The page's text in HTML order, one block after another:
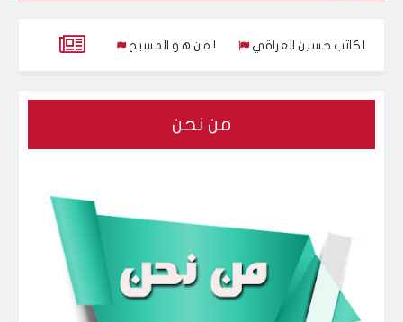
من هو المسيح ! الزهراء للكاتب حسين العراقي
( مشاجرة مع بنت تركيه حول الحجاب ! ) و الشرطة تلقي القبض عليه
من نحن